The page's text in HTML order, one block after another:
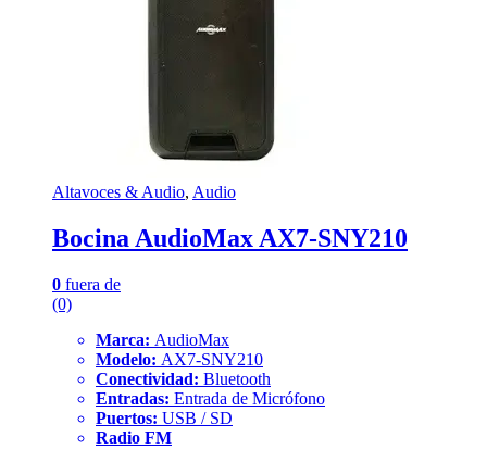
Altavoces & Audio, Audio
Bocina AudioMax AX7-SNY210
0 fuera de
(0)
Marca: AudioMax
Modelo: AX7-SNY210
Conectividad: Bluetooth
Entradas: Entrada de Micrófono
Puertos: USB / SD
Radio FM